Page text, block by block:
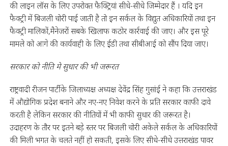
की लाइन लॉस के लिए उपरोक्त फैक्ट्रियां सीधे-सीधे जिम्मेदार हैं । यदि इन
फैक्ट्री में बिजली चोरी पाई जाती है तो इन सर्कल के विद्युत अधिकारियों तथा इन
फैक्ट्री मालिकों,मैनेजरों सबके खिलाफ कठोर कार्रवाई की जाए। और इस पूरे
मामले को आगे की कार्यवाही के लिए ईडी तथा सीबीआई को सौंप दिया जाए।
सरकार को नीति मे सुधार की भी जरूरत
राष्ट्रवादी रीजन पार्टी के जिलाध्यक्ष अध्यक्ष देवेंद्र सिंह गुसांई ने कहा कि उत्तराखंड
में औद्योगिक प्रदेश बनाने और नए-नए निवेश करने के प्रति सरकार काफी दावे
करती है लेकिन सरकार की नीतियों में भी काफी सुधार की जरूरत है।
उदाहरण के तौर पर इतने बड़े स्तर पर बिजली चोरी अकेले सर्कल के अधिकारियों
की मिली भगत के चलते नहीं हो सकती, इसके लिए सीधे-सीधे उत्तराखंड पावर